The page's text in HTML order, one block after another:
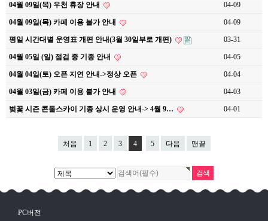
04월 09일(목) 우천 휴장 안내 04-09
04월 09일(목) 카페 이용 불가 안내 04-09
평일 시간대별 운영표 개편 안내(3월 30일부로 개편) 03-31
04월 05일 (일) 점검 중 기종 안내 04-05
04월 04일(토) 오픈 지연 안내->정상 오픈 04-04
04월 03일(금) 카페 이용 불가 안내 04-03
벚꽃 시즌 콘돌스카이 기종 상시 운영 안내-> 4월 9… 04-01
처음 1 2 3 4 5 다음 맨끝
PC버전